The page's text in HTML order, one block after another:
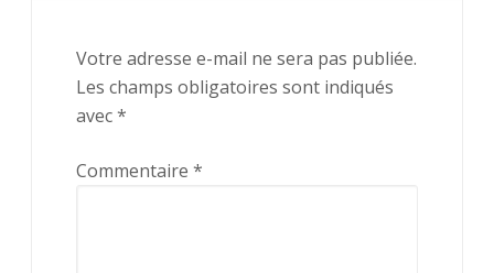
Votre adresse e-mail ne sera pas publiée.
Les champs obligatoires sont indiqués
avec*
Commentaire*